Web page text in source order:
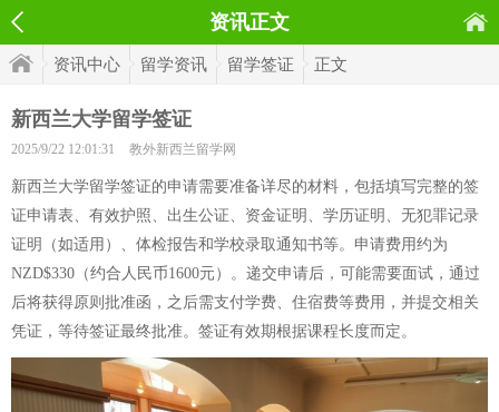
资讯正文
资讯中心 留学资讯 留学签证 正文
新西兰大学留学签证
2025/9/22 12:01:31 教外新西兰留学网
新西兰大学留学签证的申请需要准备详尽的材料，包括填写完整的签
证申请表、有效护照、出生公证、资金证明、学历证明、无犯罪记录
证明（如适用）、体检报告和学校录取通知书等。申请费用约为
NZD$330（约合人民币1600元）。递交申请后，可能需要面试，通过
后将获得原则批准函，之后需支付学费、住宿费等费用，并提交相关
凭证，等待签证最终批准。签证有效期根据课程长度而定。